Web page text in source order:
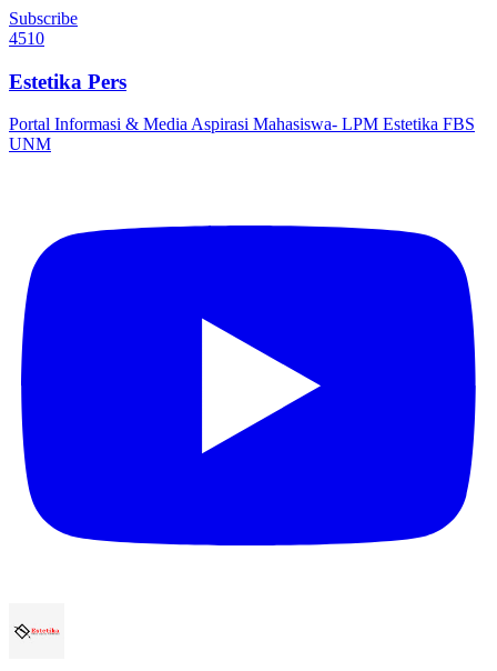
Subscribe
4510
Estetika Pers
Portal Informasi & Media Aspirasi Mahasiswa- LPM Estetika FBS
UNM